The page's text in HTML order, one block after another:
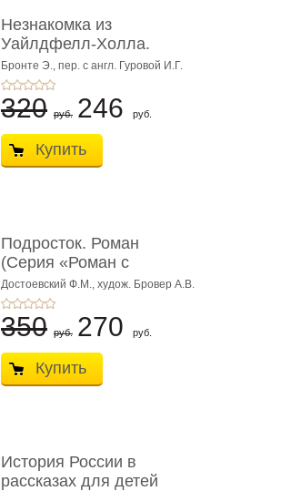
Незнакомка из
Уайлдфелл-Холла.
Роман (Серия «Р� ...
Бронте Э., пер. с англ. Гуровой И.Г.
320 руб. 246 руб.
Купить
Подросток. Роман
(Серия «Роман с
книгой»)
Достоевский Ф.М., худож. Бровер А.В.
350 руб. 270 руб.
Купить
История России в
рассказах для детей